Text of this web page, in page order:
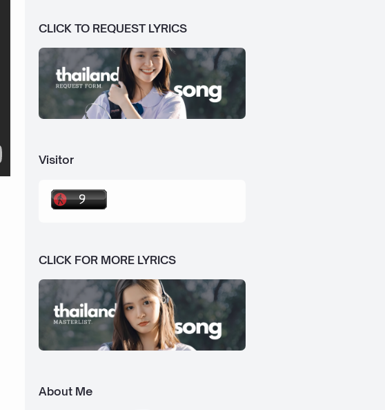
CLICK TO REQUEST LYRICS
Visitor
CLICK FOR MORE LYRICS
About Me